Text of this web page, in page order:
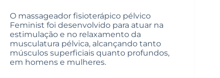
O massageador fisioterápico pélvico
Feminist foi desenvolvido para atuar na
estimulação e no relaxamento da
musculatura pélvica, alcançando tanto
músculos superficiais quanto profundos,
em homens e mulheres.